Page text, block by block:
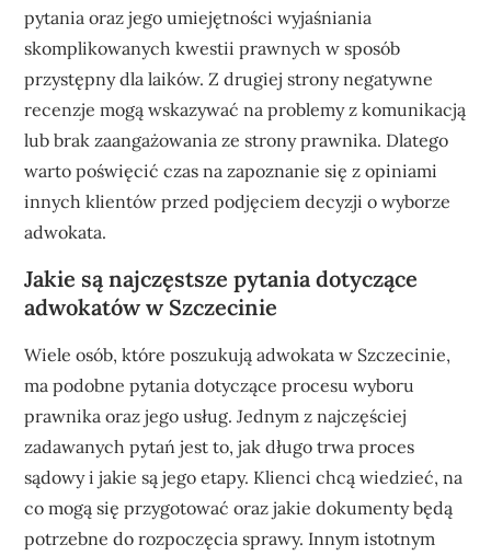
pytania oraz jego umiejętności wyjaśniania
skomplikowanych kwestii prawnych w sposób
przystępny dla laików. Z drugiej strony negatywne
recenzje mogą wskazywać na problemy z komunikacją
lub brak zaangażowania ze strony prawnika. Dlatego
warto poświęcić czas na zapoznanie się z opiniami
innych klientów przed podjęciem decyzji o wyborze
adwokata.
Jakie są najczęstsze pytania dotyczące
adwokatów w Szczecinie
Wiele osób, które poszukują adwokata w Szczecinie,
ma podobne pytania dotyczące procesu wyboru
prawnika oraz jego usług. Jednym z najczęściej
zadawanych pytań jest to, jak długo trwa proces
sądowy i jakie są jego etapy. Klienci chcą wiedzieć, na
co mogą się przygotować oraz jakie dokumenty będą
potrzebne do rozpoczęcia sprawy. Innym istotnym